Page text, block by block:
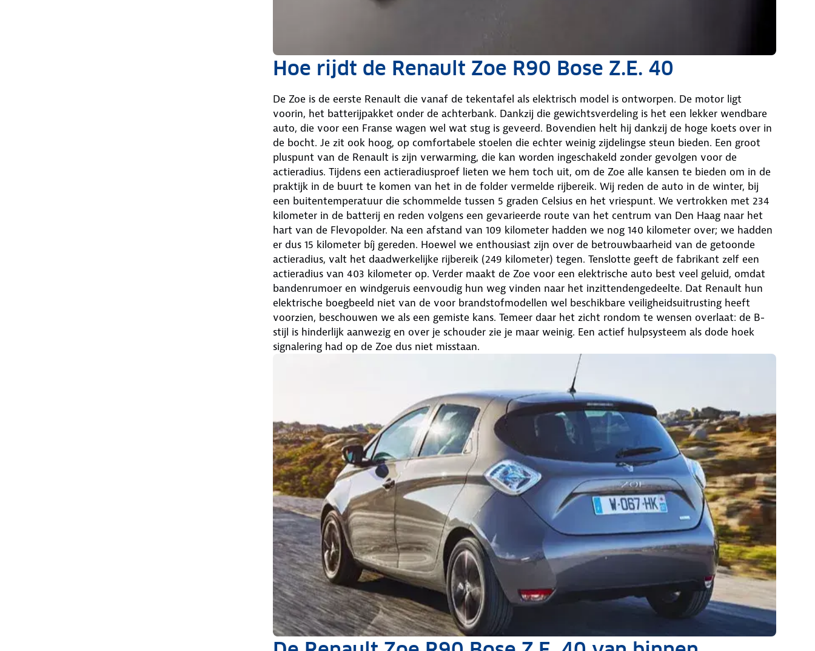
Hoe rijdt de Renault Zoe R90 Bose Z.E. 40
De Zoe is de eerste Renault die vanaf de tekentafel als elektrisch model is ontworpen. De motor ligt
voorin, het batterijpakket onder de achterbank. Dankzij die gewichtsverdeling is het een lekker wendbare
auto, die voor een Franse wagen wel wat stug is geveerd. Bovendien helt hij dankzij de hoge koets over in
de bocht. Je zit ook hoog, op comfortabele stoelen die echter weinig zijdelingse steun bieden. Een groot
pluspunt van de Renault is zijn verwarming, die kan worden ingeschakeld zonder gevolgen voor de
actieradius. Tijdens een actieradiusproef lieten we hem toch uit, om de Zoe alle kansen te bieden om in de
praktijk in de buurt te komen van het in de folder vermelde rijbereik. Wij reden de auto in de winter, bij
een buitentemperatuur die schommelde tussen 5 graden Celsius en het vriespunt. We vertrokken met 234
kilometer in de batterij en reden volgens een gevarieerde route van het centrum van Den Haag naar het
hart van de Flevopolder. Na een afstand van 109 kilometer hadden we nog 140 kilometer over; we hadden
er dus 15 kilometer bíj gereden. Hoewel we enthousiast zijn over de betrouwbaarheid van de getoonde
actieradius, valt het daadwerkelijke rijbereik (249 kilometer) tegen. Tenslotte geeft de fabrikant zelf een
actieradius van 403 kilometer op. Verder maakt de Zoe voor een elektrische auto best veel geluid, omdat
bandenrumoer en windgeruis eenvoudig hun weg vinden naar het inzittendengedeelte. Dat Renault hun
elektrische boegbeeld niet van de voor brandstofmodellen wel beschikbare veiligheidsuitrusting heeft
voorzien, beschouwen we als een gemiste kans. Temeer daar het zicht rondom te wensen overlaat: de B-
stijl is hinderlijk aanwezig en over je schouder zie je maar weinig. Een actief hulpsysteem als dode hoek
signalering had op de Zoe dus niet misstaan.